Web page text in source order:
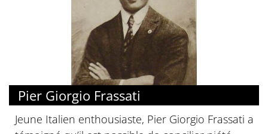
Pier Giorgio Frassati
Jeune Italien enthousiaste, Pier Giorgio Frassati a